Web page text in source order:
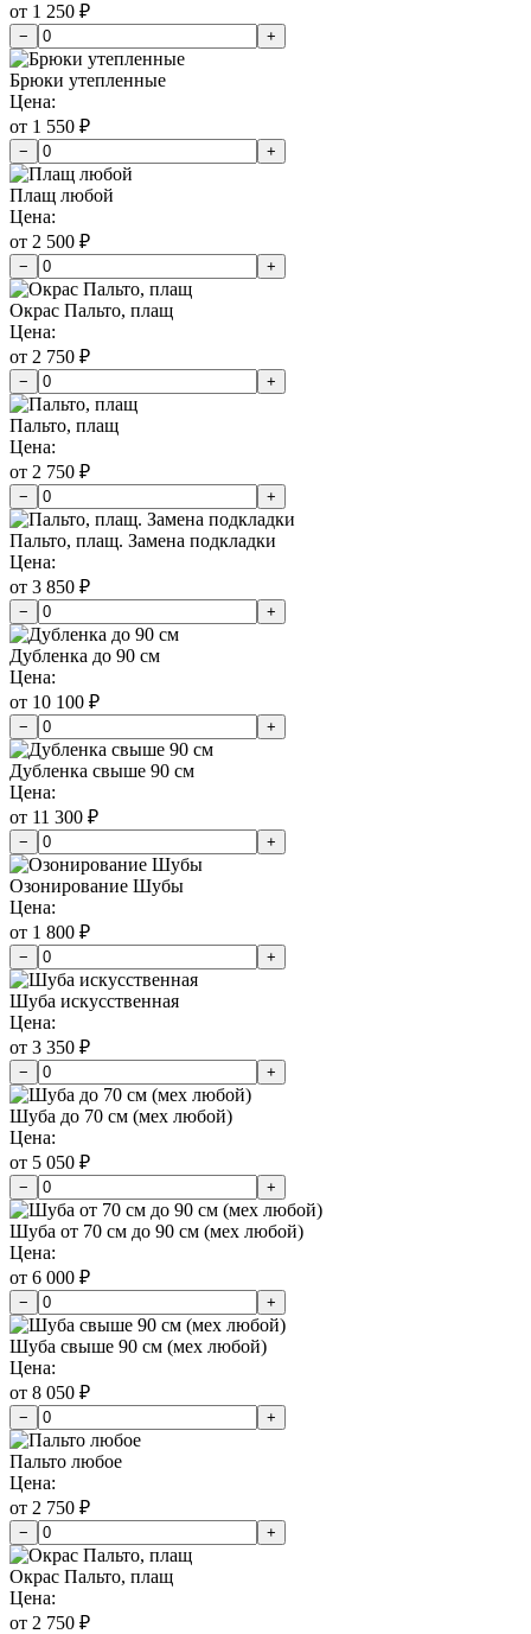
от 1 250 ₽
− +
Брюки утепленные
Цена:
от 1 550 ₽
− +
Плащ любой
Цена:
от 2 500 ₽
− +
Окрас Пальто, плащ
Цена:
от 2 750 ₽
− +
Пальто, плащ
Цена:
от 2 750 ₽
− +
Пальто, плащ. Замена подкладки
Цена:
от 3 850 ₽
− +
Дубленка до 90 см
Цена:
от 10 100 ₽
− +
Дубленка свыше 90 см
Цена:
от 11 300 ₽
− +
Озонирование Шубы
Цена:
от 1 800 ₽
− +
Шуба искусственная
Цена:
от 3 350 ₽
− +
Шуба до 70 см (мех любой)
Цена:
от 5 050 ₽
− +
Шуба от 70 см до 90 см (мех любой)
Цена:
от 6 000 ₽
− +
Шуба свыше 90 см (мех любой)
Цена:
от 8 050 ₽
− +
Пальто любое
Цена:
от 2 750 ₽
− +
Окрас Пальто, плащ
Цена:
от 2 750 ₽